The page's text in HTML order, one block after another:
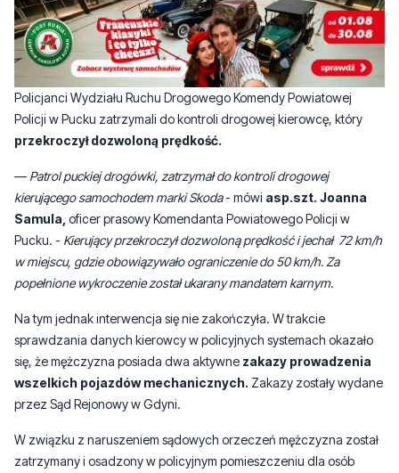
Policjanci Wydziału Ruchu Drogowego Komendy Powiatowej
Policji w Pucku zatrzymali do kontroli drogowej kierowcę, który
przekroczył dozwoloną prędkość.
— Patrol puckiej drogówki, zatrzymał do kontroli drogowej
kierującego samochodem marki Skoda- mówi asp.szt. Joanna
Samula, oficer prasowy Komendanta Powiatowego Policji w
Pucku. - Kierujący przekroczył dozwoloną prędkość i jechał 72 km/h
w miejscu, gdzie obowiązywało ograniczenie do 50 km/h. Za
popełnione wykroczenie został ukarany mandatem karnym.
Na tym jednak interwencja się nie zakończyła. W trakcie
sprawdzania danych kierowcy w policyjnych systemach okazało
się, że mężczyzna posiada dwa aktywne zakazy prowadzenia
wszelkich pojazdów mechanicznych. Zakazy zostały wydane
przez Sąd Rejonowy w Gdyni.
W związku z naruszeniem sądowych orzeczeń mężczyzna został
zatrzymany i osadzony w policyjnym pomieszczeniu dla osób